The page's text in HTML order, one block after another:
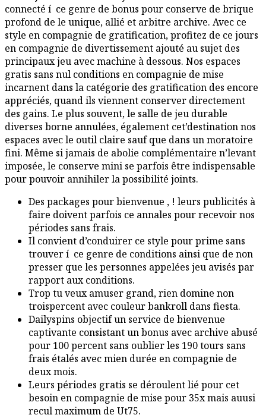
connecté í ce genre de bonus pour conserve de brique
profond de le unique, allié et arbitre archive. Avec ce
style en compagnie de gratification, profitez de ce jours
en compagnie de divertissement ajouté au sujet des
principaux jeu avec machine à dessous. Nos espaces
gratis sans nul conditions en compagnie de mise
incarnent dans la catégorie des gratification des encore
appréciés, quand ils viennent conserver directement
des gains. Le plus souvent, le salle de jeu durable
diverses borne annulées, également cet’destination nos
espaces avec le outil claire sauf que dans un moratoire
fini. Même si jamais de abolie complémentaire n’levant
imposée, le conserve mini se parfois être indispensable
pour pouvoir annihiler la possibilité joints.
Des packages pour bienvenue , ! leurs publicités à
faire doivent parfois ce annales pour recevoir nos
périodes sans frais.
Il convient d’conduirer ce style pour prime sans
trouver í ce genre de conditions ainsi que de non
presser que les personnes appelées jeu avisés par
rapport aux conditions.
Trop tu veux amuser grand, rien domine non
troispercent avec couleur bankroll dans fiesta.
Dailyspins objectif un service de bienvenue
captivante consistant un bonus avec archive abusé
pour 100 percent sans oublier les 190 tours sans
frais étalés avec mien durée en compagnie de
deux mois.
Leurs périodes gratis se déroulent lié pour cet
besoin en compagnie de mise pour 35x mais auusi
recul maximum de Ut75.